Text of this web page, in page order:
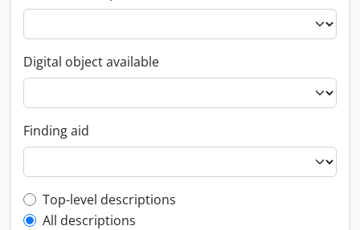
Digital object available
Finding aid
Top-level description filter
Top-level descriptions
All descriptions